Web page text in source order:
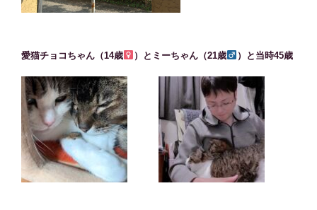
愛猫チョコちゃん（14歳 ）とミーちゃん（21歳 ）と当時45歳